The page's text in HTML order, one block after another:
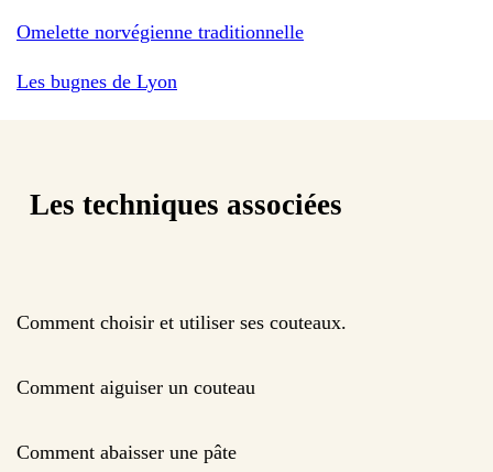
Omelette norvégienne traditionnelle
Les bugnes de Lyon
Les techniques associées
Comment choisir et utiliser ses couteaux.
Comment aiguiser un couteau
Comment abaisser une pâte